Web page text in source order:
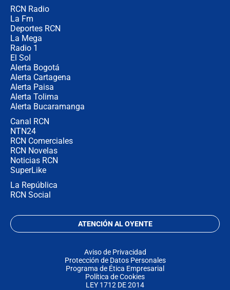
RCN Radio
La Fm
Deportes RCN
La Mega
Radio 1
El Sol
Alerta Bogotá
Alerta Cartagena
Alerta Paisa
Alerta Tolima
Alerta Bucaramanga
Canal RCN
NTN24
RCN Comerciales
RCN Novelas
Noticias RCN
SuperLike
La República
RCN Social
ATENCIÓN AL OYENTE
Aviso de Privacidad
Protección de Datos Personales
Programa de Ética Empresarial
Política de Cookies
LEY 1712 DE 2014